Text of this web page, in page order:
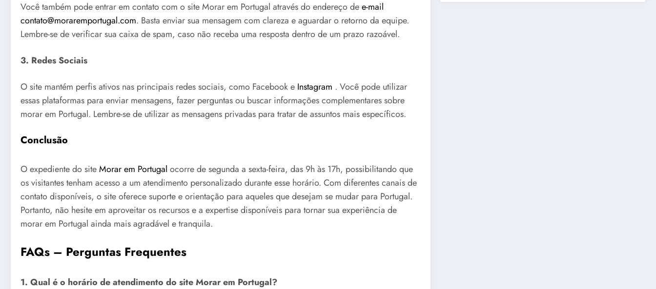
Você também pode entrar em contato com o site Morar em Portugal através do endereço dee-mail
contato@moraremportugal.com. Basta enviar sua mensagem com clareza e aguardar o retorno da equipe.
Lembre-se de verificar sua caixa de spam, caso não receba uma resposta dentro de um prazo razoável.
3. Redes Sociais
O site mantém perfis ativos nas principais redes sociais, como Facebook e Instagram . Você pode utilizar
essas plataformas para enviar mensagens, fazer perguntas ou buscar informações complementares sobre
morar em Portugal. Lembre-se de utilizar as mensagens privadas para tratar de assuntos mais específicos.
Conclusão
O expediente do siteMorar em Portugal ocorre de segunda a sexta-feira, das 9h às 17h, possibilitando que
os visitantes tenham acesso a um atendimento personalizado durante esse horário. Com diferentes canais de
contato disponíveis, o site oferece suporte e orientação para aqueles que desejam se mudar para Portugal.
Portanto, não hesite em aproveitar os recursos e a expertise disponíveis para tornar sua experiência de
morar em Portugal ainda mais agradável e tranquila.
FAQs – Perguntas Frequentes
1. Qual é o horário de atendimento do site Morar em Portugal?